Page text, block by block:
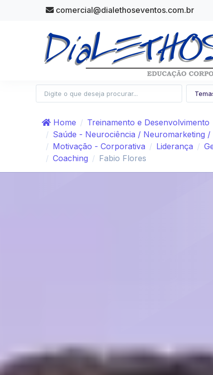
comercial@dialethoseventos.com.br
Home Treinamento e Desenvolvimento
Saúde - Neurociência / Neuromarketing
Motivação - Corporativa
Liderança
Coaching
Fabio Flores